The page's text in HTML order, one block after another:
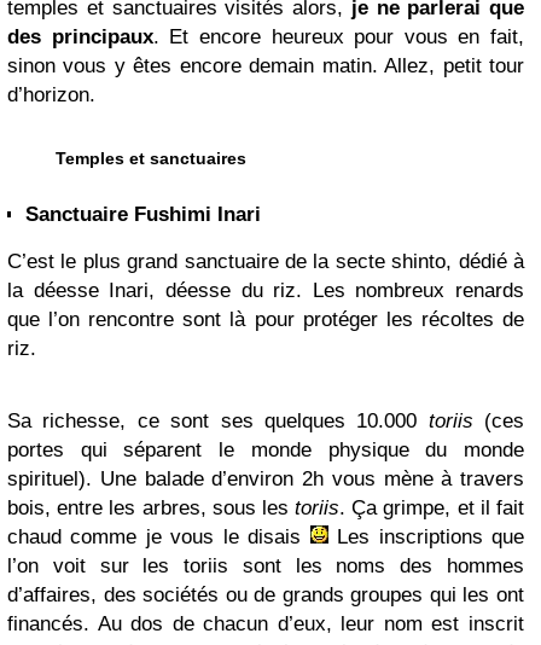
temples et sanctuaires visités alors, je ne parlerai que
des principaux. Et encore heureux pour vous en fait,
sinon vous y êtes encore demain matin. Allez, petit tour
d’horizon.
Temples et sanctuaires
Sanctuaire Fushimi Inari
C’est le plus grand sanctuaire de la secte shinto, dédié à
la déesse Inari, déesse du riz. Les nombreux renards
que l’on rencontre sont là pour protéger les récoltes de
riz.
Sa richesse, ce sont ses quelques 10.000 toriis (ces
portes qui séparent le monde physique du monde
spirituel). Une balade d’environ 2h vous mène à travers
bois, entre les arbres, sous lestoriis. Ça grimpe, et il fait
chaud comme je vous le disais
Les inscriptions que
l’on voit sur les toriis sont les noms des hommes
d’affaires, des sociétés ou de grands groupes qui les ont
financés. Au dos de chacun d’eux, leur nom est inscrit